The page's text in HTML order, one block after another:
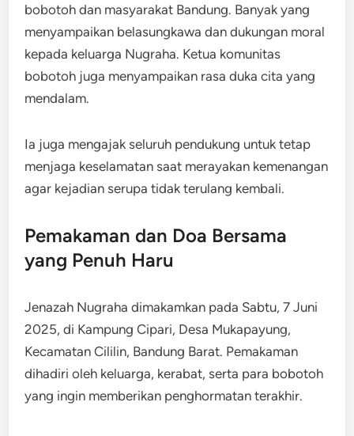
bobotoh dan masyarakat Bandung. Banyak yang
menyampaikan belasungkawa dan dukungan moral
kepada keluarga Nugraha. Ketua komunitas
bobotoh juga menyampaikan rasa duka cita yang
mendalam.
Ia juga mengajak seluruh pendukung untuk tetap
menjaga keselamatan saat merayakan kemenangan
agar kejadian serupa tidak terulang kembali.
Pemakaman dan Doa Bersama
yang Penuh Haru
Jenazah Nugraha dimakamkan pada Sabtu, 7 Juni
2025, di Kampung Cipari, Desa Mukapayung,
Kecamatan Cililin, Bandung Barat. Pemakaman
dihadiri oleh keluarga, kerabat, serta para bobotoh
yang ingin memberikan penghormatan terakhir.